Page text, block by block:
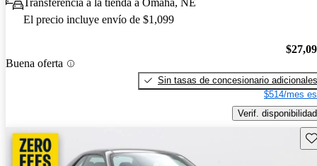
Transferencia a la tienda a Omaha, NE
El precio incluye envío de $1,099
Buena oferta
Sin tasas de concesionario adicionales
$514/mes
Verif. disponibilidad